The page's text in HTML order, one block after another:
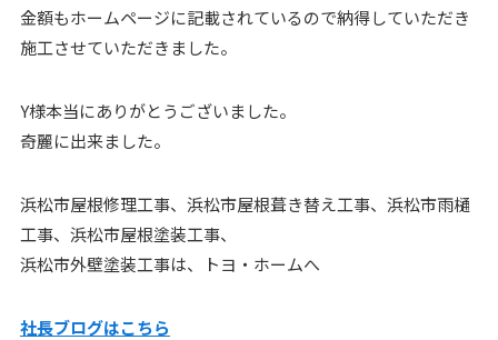
金額もホームページに記載されているので納得していただき
施工させていただきました。
Y様本当にありがとうございました。
奇麗に出来ました。
浜松市屋根修理工事、浜松市屋根葺き替え工事、浜松市雨樋
工事、浜松市屋根塗装工事、
浜松市外壁塗装工事は、トヨ・ホームへ
社長ブログはこちら